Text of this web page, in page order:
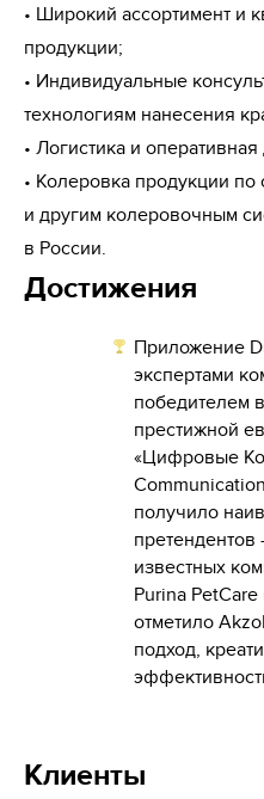
• Широкий ассортимент и
продукции;
• Индивидуальные
технологиям нанесения
• Логистика и
• Колеровка продукции по
и другим колеровочным
в России.
Достижения
Приложение
экспертами
победителем
престижной
«Цифровые
получило
известных
Purina
отметило
подход,
Клиенты